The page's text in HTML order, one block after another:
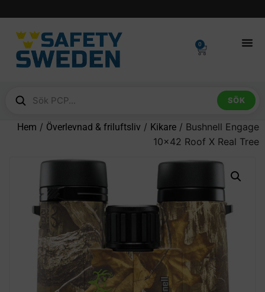
0
SÖK
Hem / Överlevnad & friluftsliv / Kikare / Bushnell Engage
10×42 Roof X Real Tree